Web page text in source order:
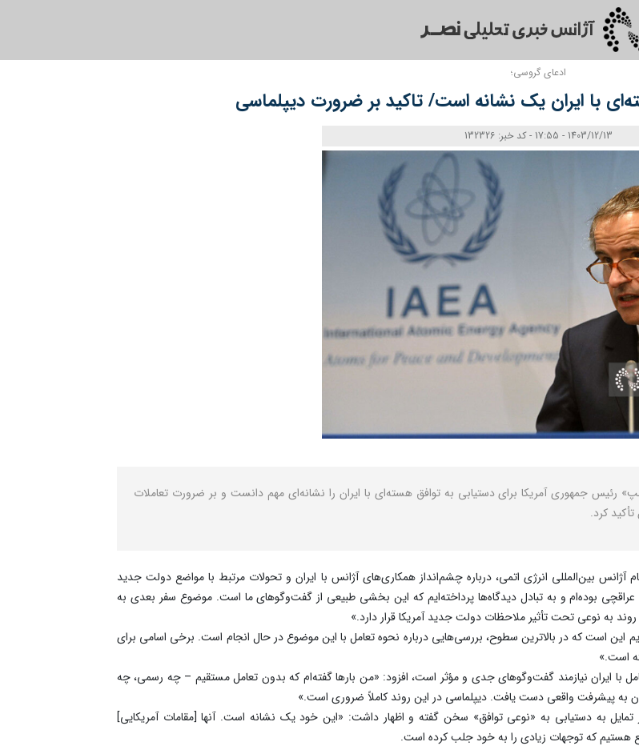
ادعای گروسی؛
با ایران یک نشانه است/ تاکید بر ضرورت دیپلماسی
1403/12/13 - 17:55 - کد خبر: 132326
رئیس جمهوری آمریکا برای دستیابی به توافق هسته‌ای با ایران را نشانه‌ای مهم دانست و بر ضرورت تعاملات
کرد.
بین‌المللی انرژی اتمی، درباره چشم‌انداز همکاری‌های آژانس با ایران و تحولات مرتبط با مواضع دولت جدید
بوده‌ام و به تبادل دیدگاه‌ها پرداخته‌ایم که این بخشی طبیعی از گفت‌وگوهای ما است. موضوع سفر بعدی به
به نوعی تحت تأثیر ملاحظات دولت جدید آمریکا قرار دارد.»
این است که در بالاترین سطوح، بررسی‌هایی درباره نحوه تعامل با این موضوع در حال انجام است. برخی اسامی برای
است.»
با ایران نیازمند گفت‌وگوهای جدی و مؤثر است، افزود: «من بارها گفته‌ام که بدون تعامل مستقیم – چه رسمی، چه
به پیشرفت واقعی دست یافت. دیپلماسی در این روند کاملاً ضروری است.»
تمایل به دستیابی به «نوعی توافق» سخن گفته و اظهار داشت: «این خود یک نشانه است. آنها [مقامات آمریکایی]
هستیم که توجهات زیادی را به خود جلب کرده است.